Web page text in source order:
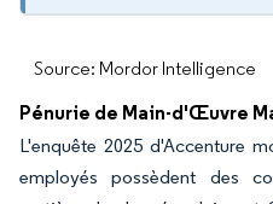
Source: Mordor Intelligence
Pénurie de Main-d'Œuvre
L'enquête 2025 d'Accenture
employés possèdent des